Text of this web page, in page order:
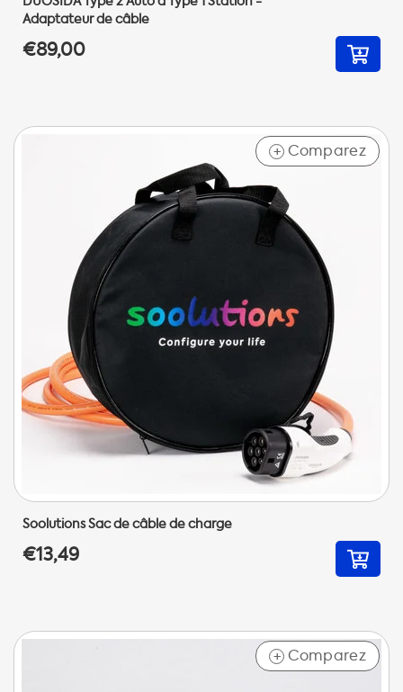
Adaptateur de câble
€89,00
+ Comparez
Soolutions Sac de câble de charge
€13,49
+ Comparez